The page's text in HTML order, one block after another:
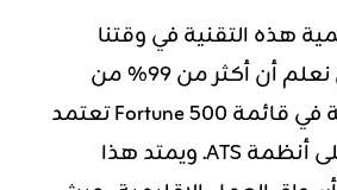
هذه التقنية في وقتنا
الحاضر، يكفي أن نعلم أن أكثر من 99% من
الشركات المدرجة في قائمة Fortune 500 تعتمد
بشكل أساسي على أنظمة ATS. ويمتد هذا